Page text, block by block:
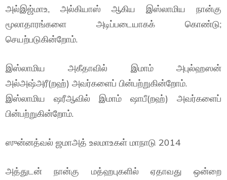
அல்இஜ்மாஉ, அல்கியாஸ் ஆகிய இஸ்லாமிய நான்கு
மூலாதாரங்களை அடிப்படையாகக் கொண்டு;
செயற்படுகின்றோம்.
இஸ்லாமிய அகீதாவில் இமாம் அபுல்ஹஸன்
அல்அஷ்அரீ(றஹ்) அவர்களைப் பின்பற்றுகின்றோம்.
இஸ்லாமிய ஷரீஆவில் இமாம் ஷாபீ(றஹ்) அவர்களைப்
பின்பற்றுகின்றோம்.
ஸுன்னத்வல் ஜமாஅத் உலமாஉகள் மாநாடு 2014
அத்துடன் நான்கு மத்ஹபுகளில் ஏதாவது ஒன்றை